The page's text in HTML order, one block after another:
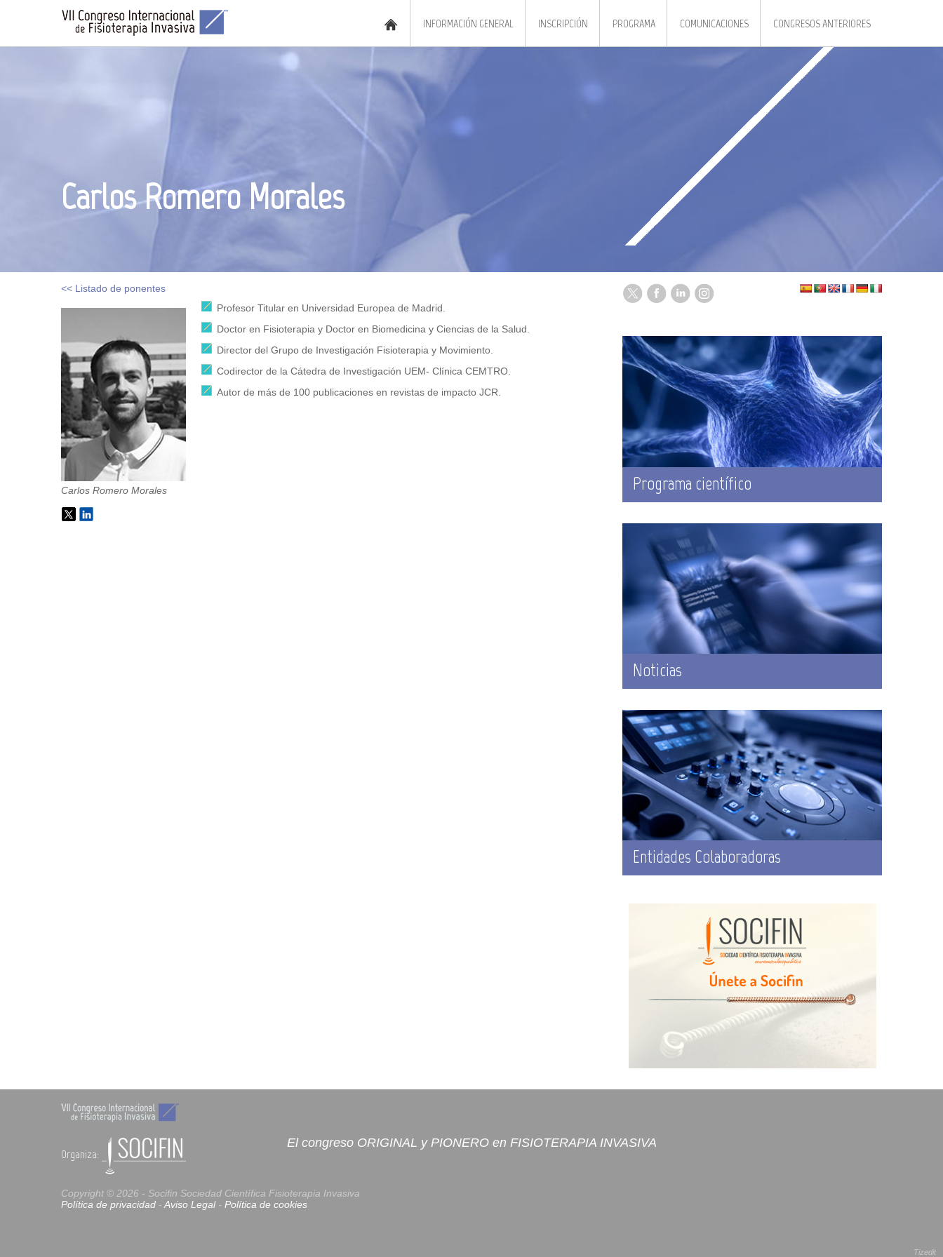
INFORMACIÓN GENERAL INSCRIPCIÓN PROGRAMA COMUNICACIONES CONGRESOS ANTERIORES
Carlos Romero Morales
<< Listado de ponentes
Carlos Romero Morales
Profesor Titular en Universidad Europea de Madrid.
Doctor en Fisioterapia y Doctor en Biomedicina y Ciencias de la Salud.
Director del Grupo de Investigación Fisioterapia y Movimiento.
Codirector de la Cátedra de Investigación UEM- Clínica CEMTRO.
Autor de más de 100 publicaciones en revistas de impacto JCR.
Programa científico
Noticias
Entidades Colaboradoras
Tizedit
Organiza:
El congreso ORIGINAL y PIONERO en FISIOTERAPIA INVASIVA
Copyright © 2026 - Socifin Sociedad Científica Fisioterapia Invasiva
Política de privacidad -Aviso Legal- Política de cookies